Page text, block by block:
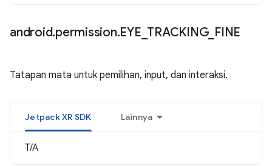
android.permission.EYE TRACKING_ FINE
Tatapan mata untuk pemilihan, input, dan interaksi.
Jetpack XR SDK Lainnya
T/A